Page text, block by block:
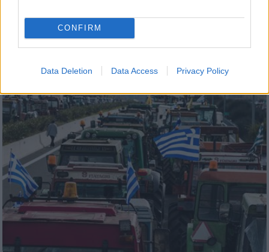
CONFIRM
Data Deletion Data Access Privacy Policy
βρίσκεται στο Μαϊάμι ο Ουκρανός πρόεδρος
εν όψει των νέων ειρηνευτικών
διαπραγματεύσεων